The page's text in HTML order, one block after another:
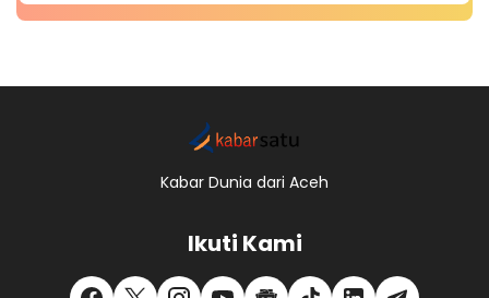
Kabar Dunia dari Aceh
Ikuti Kami